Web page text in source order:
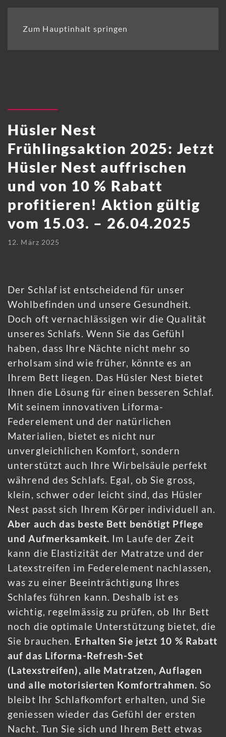
Zum Hauptinhalt springen
Hüsler Nest
Frühlingsaktion 2025: Jetzt
Hüsler Nest auffrischen
und von 10 % Rabatt
profitieren! Aktion gültig
vom 15.03. – 26.04.2025
12. März 2025
Der Schlaf ist entscheidend für unser
Wohlbefinden und unsere Gesundheit.
Doch oft vernachlässigen wir die Qualität
unseres Schlafs. Wenn Sie das Gefühl
haben, dass Ihre Nächte nicht mehr so
erholsam sind wie früher, könnte es an
Ihrem Bett liegen. Das Hüsler Nest bietet
Ihnen die Lösung für einen besseren Schlaf.
Mit seinem innovativen Liforma-
Federelement und der natürlichen
Materialien, bietet es nicht nur
unvergleichlichen Komfort, sondern
unterstützt auch Ihre Wirbelsäule perfekt
während des Schlafs. Egal, ob Sie gross,
klein, schwer oder leicht sind, das Hüsler
Nest passt sich Ihrem Körper individuell an.
Aber auch das beste Bett benötigt Pflege
und Aufmerksamkeit. Im Laufe der Zeit
kann die Elastizität der Matratze und der
Latexstreifen im Federelement nachlassen,
was zu einer Beeinträchtigung Ihres
Schlafes führen kann. Deshalb ist es
wichtig, regelmässig zu prüfen, ob Ihr Bett
noch die optimale Unterstützung bietet, die
Sie brauchen. Erhalten Sie jetzt 10 % Rabatt
auf das Liforma-Refresh-Set
(Latexstreifen), alle Matratzen, Auflagen
und alle motorisierten Komfortrahmen. So
bleibt Ihr Schlafkomfort erhalten, und Sie
geniessen wieder das Gefühl der ersten
Nacht. Tun Sie sich und Ihrem Bett etwas